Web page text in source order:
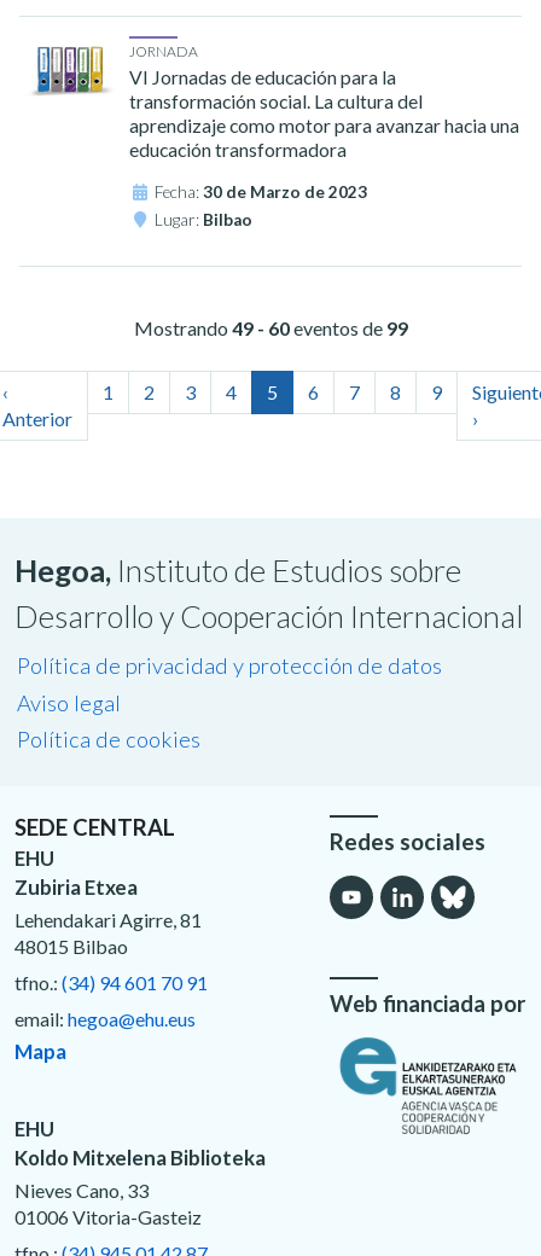
JORNADA
VI Jornadas de educación para la
transformación social. La cultura del
aprendizaje como motor para avanzar hacia una
educación transformadora
Fecha:30 de Marzo de 2023
Lugar: Bilbao
Mostrando 49 - 60eventos de 99
‹
Anterior
1 2 3 4 5 6 7 8 9
›
Hegoa, Instituto de Estudios sobre
Desarrollo y Cooperación Internacional
Política de privacidad y protección de datos
Aviso legal
Política de cookies
SEDE CENTRAL
EHU
Zubiria Etxea
Lehendakari Agirre, 81
48015 Bilbao
tfno.: (34) 94 601 70 91
email: hegoa@ehu.eus
Mapa
EHU
Koldo Mitxelena Biblioteka
Nieves Cano, 33
01006 Vitoria-Gasteiz
Redes sociales
Web financiada por